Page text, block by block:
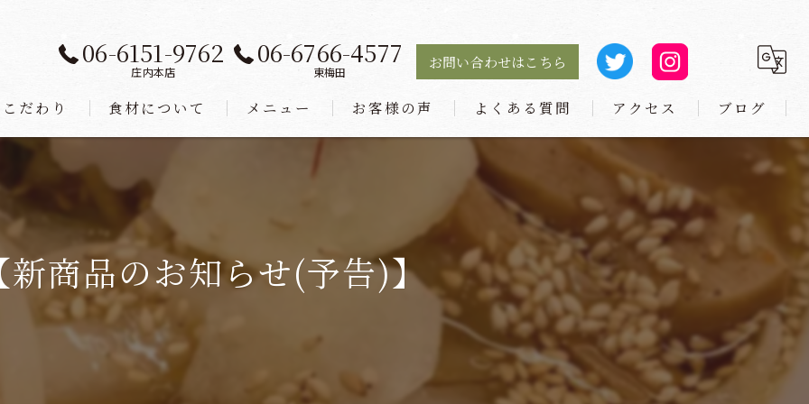
06-6151-9762
庄内本店
06-6766-4577
東梅田
お問い合わせはこちら
こだわり 食材について メニュー お客様の声 よくある質問 アクセス
麺や 小とり 庄内本店
麺や 小とり 東梅田
ブログ
新商品のお知らせ(予告)】